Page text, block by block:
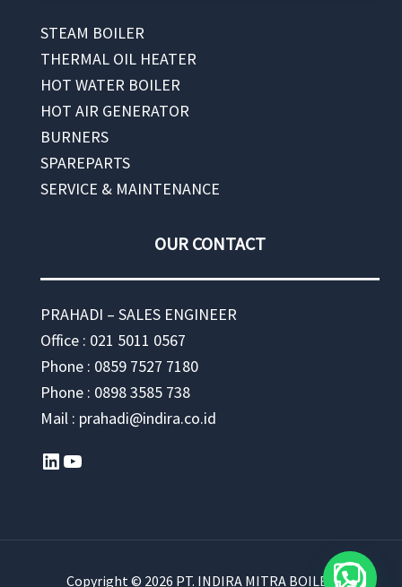
STEAM BOILER
THERMAL OIL HEATER
HOT WATER BOILER
HOT AIR GENERATOR
BURNERS
SPAREPARTS
SERVICE & MAINTENANCE
OUR CONTACT
PRAHADI – SALES ENGINEER
Office : 021 5011 0567
Phone : 0859 7527 7180
Phone : 0898 3585 738
Mail : prahadi@indira.co.id
LinkedIn YouTube
Copyright © 2026 PT. INDIRA MITRA BOILER